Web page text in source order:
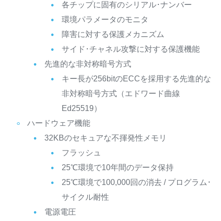
各チップに固有のシリアル･ナンバー
環境パラメータのモニタ
障害に対する保護メカニズム
サイド･チャネル攻撃に対する保護機能
先進的な非対称暗号方式
キー長が256bitのECCを採用する先進的な
非対称暗号方式（エドワード曲線
Ed25519）
ハードウェア機能
32KBのセキュアな不揮発性メモリ
フラッシュ
25℃環境で10年間のデータ保持
25℃環境で100,000回の消去 / プログラム･
サイクル耐性
電源電圧